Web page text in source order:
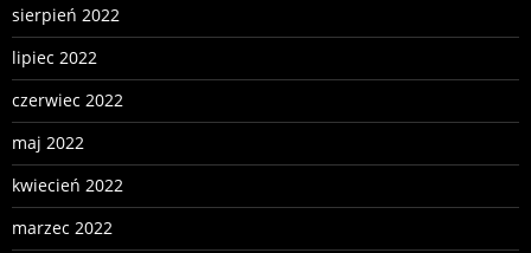
sierpień 2022
lipiec 2022
czerwiec 2022
maj 2022
kwiecień 2022
marzec 2022